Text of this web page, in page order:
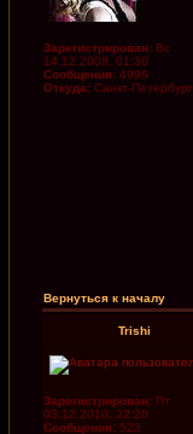
Зарегистрирован: Вс
14.12.2008, 01:30
Сообщения: 4996
Откуда: Санкт-Петербург
Вернуться к началу
Trishi
Зарегистрирован: Пт
03.12.2010, 22:20
Сообщения: 523